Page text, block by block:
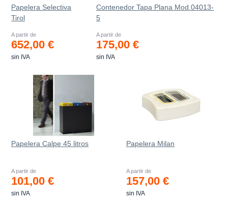
Papelera Selectiva
Tirol
A partir de
652,00 €
sin IVA
Contenedor Tapa Plana Mod.04013-
5
A partir de
175,00 €
sin IVA
Papelera Calpe 45 litros
A partir de
101,00 €
sin IVA
Papelera Milan
A partir de
157,00 €
sin IVA